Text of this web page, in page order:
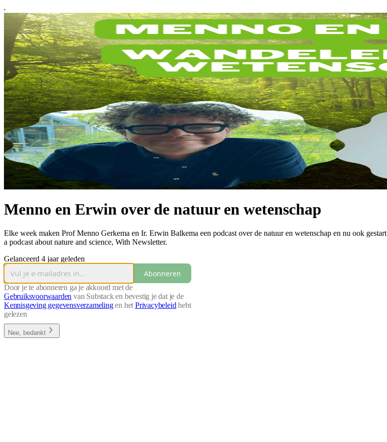
Menno en Erwin over de natuur en wetenschap
Elke week maken Prof Menno Gerkema en Ir. Erwin Balkema een podcast over de natuur en wetenschap en nu ook
a podcast about nature and science, With Newsletter.
Gelanceerd 4 jaar geleden
Abonneren
Door je te abonneren ga je akkoord met de
Gebruiksvoorwaarden van Substack en bevestig je dat je de
Kennisgeving gegevensverzamelingen hetPrivacybeleid hebt
gelezen
Nee, bedankt